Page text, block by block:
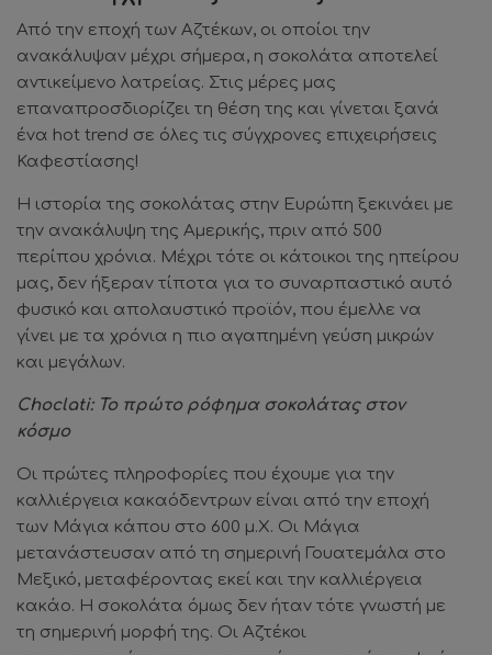
Από την εποχή των Αζτέκων, οι οποίοι την
ανακάλυψαν μέχρι σήμερα, η σοκολάτα αποτελεί
αντικείμενο λατρείας. Στις μέρες μας
επαναπροσδιορίζει τη θέση της και γίνεται ξανά
ένα hot trend σε όλες τις σύγχρονες επιχειρήσεις
Καφεστίασης!
Η ιστορία της σοκολάτας στην Ευρώπη ξεκινάει με
την ανακάλυψη της Αμερικής, πριν από 500
περίπου χρόνια. Μέχρι τότε οι κάτοικοι της ηπείρου
μας, δεν ήξεραν τίποτα για το συναρπαστικό αυτό
φυσικό και απολαυστικό προϊόν, που έμελλε να
γίνει με τα χρόνια η πιο αγαπημένη γεύση μικρών
και μεγάλων.
Choclati: Το πρώτο ρόφημα σοκολάτας στον
κόσμο
Οι πρώτες πληροφορίες που έχουμε για την
καλλιέργεια κακαόδεντρων είναι από την εποχή
των Μάγια κάπου στο 600 μ.Χ. Οι Μάγια
μετανάστευσαν από τη σημερινή Γουατεμάλα στο
Μεξικό, μεταφέροντας εκεί και την καλλιέργεια
κακάο. H σοκολάτα όμως δεν ήταν τότε γνωστή με
τη σημερινή μορφή της. Οι Αζτέκοι